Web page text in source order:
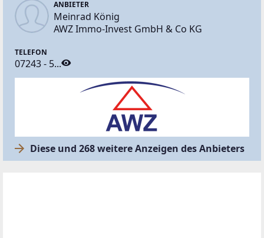
ANBIETER
Meinrad König
AWZ Immo-Invest GmbH & Co KG
TELEFON
07243 - 5...
Diese und 268 weitere Anzeigen des Anbieters